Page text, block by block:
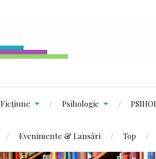
Ficțiune Psihologie
Evenimente & Lansări Top